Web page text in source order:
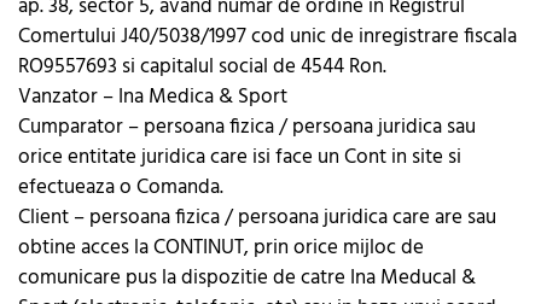
Comertului J40/5038/1997 cod unic de inregistrare fiscala
RO9557693 si capitalul social de 4544 Ron.
Vanzator – Ina Medica & Sport
Cumparator – persoana fizica / persoana juridica sau
orice entitate juridica care isi face un Cont in site si
efectueaza o Comanda.
Client – persoana fizica / persoana juridica care are sau
obtine acces la CONTINUT, prin orice mijloc de
comunicare pus la dispozitie de catre Ina Meducal &